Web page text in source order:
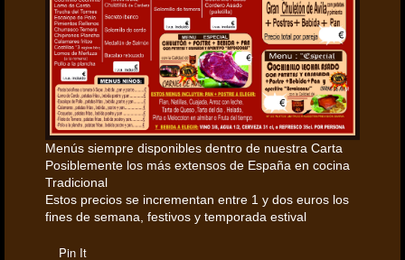
Menús siempre disponibles dentro de nuestra Carta
Posiblemente los más extensos de España en cocina
Tradicional
Estos precios se incrementan entre 1 y dos euros los
fines de semana, festivos y temporada estival
Pin It